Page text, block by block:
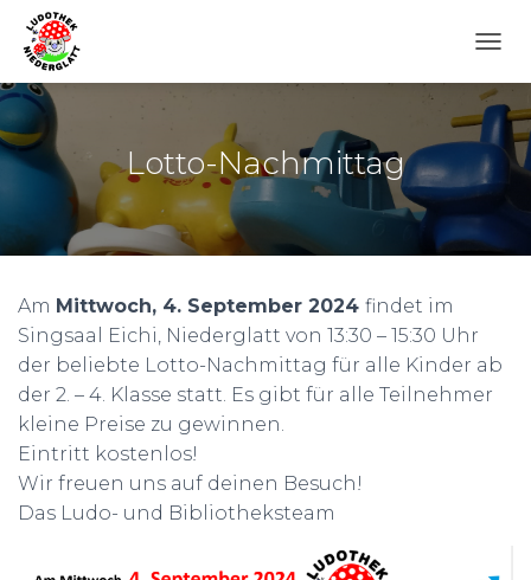
A
V
G
A
T
I
H
A
Lotto-Nachmittag
Am Mittwoch, 4. September 2024 findet im
Singsaal Eichi, Niederglatt von 13:30 – 15:30 Uhr
der beliebte Lotto-Nachmittag für alle Kinder ab
der 2. – 4. Klasse statt. Es gibt für alle Teilnehmer
kleine Preise zu gewinnen.
Eintritt kostenlos!
Wir freuen uns auf deinen Besuch!
Das Ludo- und Bibliotheksteam